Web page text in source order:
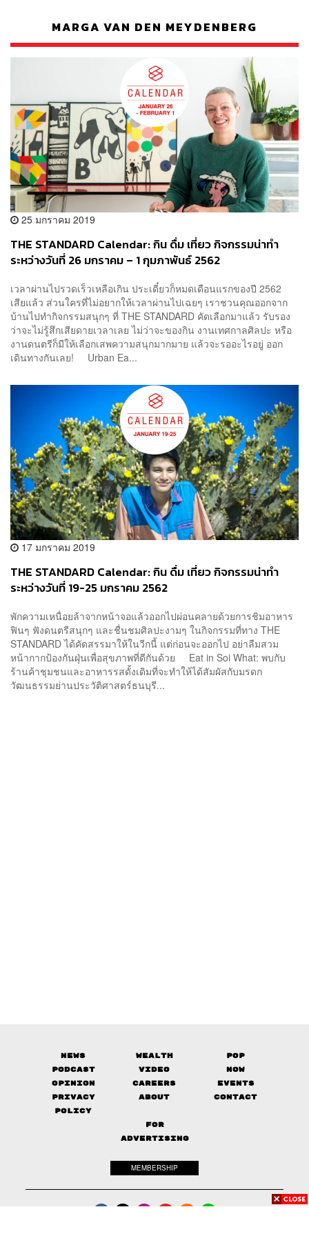
MARGA VAN DEN MEYDENBERG
25 มกราคม 2019
THE STANDARD Calendar: กิน ดื่ม เที่ยว กิจกรรมน่าทำ
ระหว่างวันที่ 26 มกราคม – 1 กุมภาพันธ์ 2562
เวลาผ่านไปรวดเร็วเหลือเกิน ประเดี๋ยวก็หมดเดือนแรกของปี 2562
เสียแล้ว ส่วนใครที่ไม่อยากให้เวลาผ่านไปเฉยๆ เราชวนคุณออกจาก
บ้านไปทำกิจกรรมสนุกๆ ที่ THE STANDARD คัดเลือกมาแล้ว รับรอง
ว่าจะไม่รู้สึกเสียดายเวลาเลย ไม่ว่าจะของกิน งานเทศกาลศิลปะ หรือ
งานดนตรีก็มีให้เลือกเสพความสนุกมากมาย แล้วจะรออะไรอยู่ ออก
เดินทางกันเลย! Urban Ea...
17 มกราคม 2019
THE STANDARD Calendar: กิน ดื่ม เที่ยว กิจกรรมน่าทำ
ระหว่างวันที่ 19-25 มกราคม 2562
พักความเหนื่อยล้าจากหน้าจอแล้วออกไปผ่อนคลายด้วยการชิมอาหาร
ฟินๆ ฟังดนตรีสนุกๆ และชื่นชมศิลปะงามๆ ในกิจกรรมที่ทาง THE
STANDARD ได้คัดสรรมาให้ในวีกนี้ แต่ก่อนจะออกไป อย่าลืมสวม
หน้ากากป้องกันฝุ่นเพื่อสุขภาพที่ดีกันด้วย Eat in Soi What: พบกับ
ร้านค้าชุมชนและอาหารรสดั้งเดิมที่จะทำให้ได้สัมผัสกับมรดก
วัฒนธรรมย่านประวัติศาสตร์ธนบุรี...
News Wealth
Pop
Podcast
Video
Now
Opinion
Careers
Events
Privacy
Policy
About Contact
FOR
ADVERTISING
MEMBERSHIP